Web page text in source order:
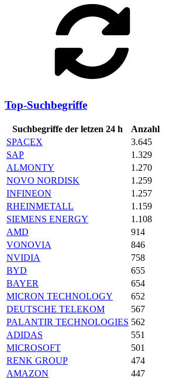
Top-Suchbegriffe
Suchbegriffe der letzen 24 h
Anzahl
SPACEX
3.645
SAP
1.329
ALMONTY
1.270
NOVO NORDISK
1.259
INFINEON
1.257
RHEINMETALL
1.159
SIEMENS ENERGY
1.108
AMD
914
VONOVIA
846
NVIDIA
758
BYD
655
BAYER
654
MICRON TECHNOLOGY
652
DEUTSCHE TELEKOM
567
PALANTIR TECHNOLOGIES 562
ADIDAS
551
MICROSOFT
501
RENK GROUP
474
AMAZON
447